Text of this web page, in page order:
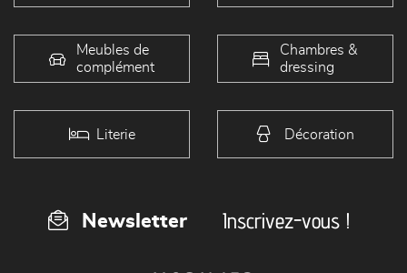
Meubles de
complément
Chambres &
dressing
Literie Décoration
Newsletter Inscrivez-vous !